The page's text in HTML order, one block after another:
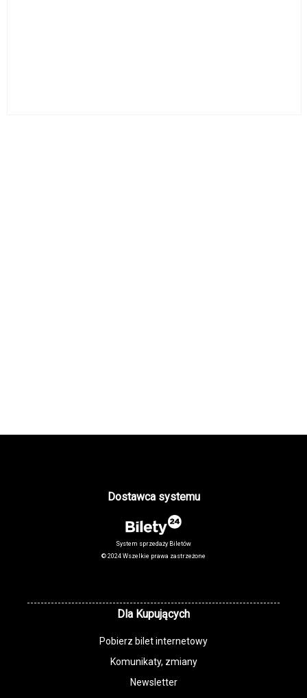
Dostawca systemu
System sprzedaży Biletów
© 2024 Wszelkie prawa zastrzeżone
Dla Kupujących
Pobierz bilet internetowy
Komunikaty, zmiany
Newsletter